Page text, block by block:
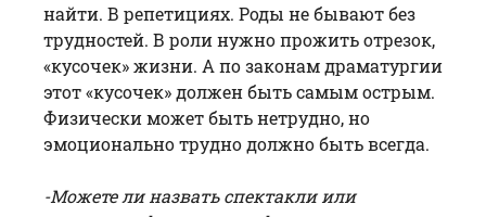
найти. В репетициях. Роды не бывают без
трудностей. В роли нужно прожить отрезок,
«кусочек» жизни. А по законам драматургии
этот «кусочек» должен быть самым острым.
Физически может быть нетрудно, но
эмоционально трудно должно быть всегда.
-Можете ли назвать спектакли или